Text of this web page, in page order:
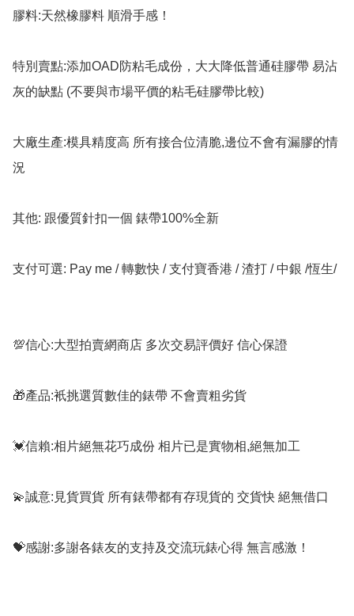
膠料:天然橡膠料 順滑手感！
特別賣點:添加OAD防粘毛成份，大大降低普通硅膠帶 易沾
灰的缺點 (不要與市場平價的粘毛硅膠帶比較)
大廠生產:模具精度高 所有接合位清脆,邊位不會有漏膠的情
況
其他: 跟優質針扣一個 錶帶100%全新
支付可選: Pay me / 轉數快 / 支付寶香港 / 渣打 / 中銀 /恆生/
💯信心:大型拍賣網商店 多次交易評價好 信心保證
🎁產品:衹挑選質數佳的錶帶 不會賣粗劣貨
💓信賴:相片絕無花巧成份 相片已是實物相,絕無加工
💫誠意:見貨買貨 所有錶帶都有存現貨的 交貨快 絕無借口
💝感謝:多謝各錶友的支持及交流玩錶心得 無言感激！